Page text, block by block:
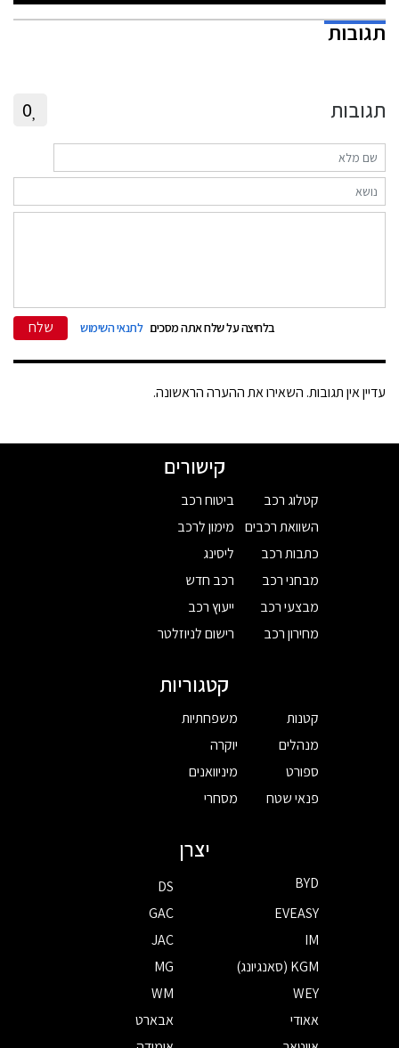
תגובות
תגובות 0
בלחיצה על שלח אתה מסכים לתנאי השימוש שלח
עדיין אין תגובות. השאירו את ההערה הראשונה.
קישורים
קטלוג רכב
השוואת רכבים
כתבות רכב
מבחני רכב
מבצעי רכב
מחירון רכב
ביטוח רכב
מימון לרכב
ליסינג
רכב חדש
ייעוץ רכב
רישום לניוזלטר
קטגוריות
קטנות
מנהלים
ספורט
פנאי שטח
משפחתיות
יוקרה
מיניוואנים
מסחרי
יצרן
BYD
DS
EVEASY
GAC
IM
JAC
KGM (סאנגיונג)
MG
WEY
WM
אאודי
אבארט